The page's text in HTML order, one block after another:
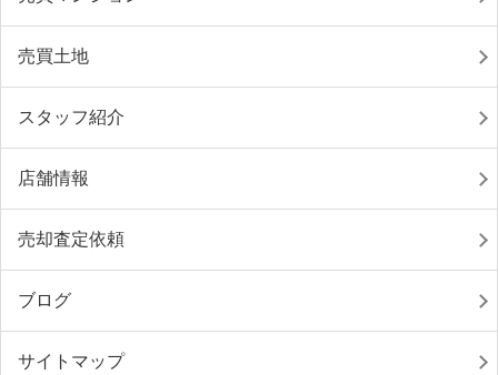
売買土地
スタッフ紹介
店舗情報
売却査定依頼
ブログ
サイトマップ